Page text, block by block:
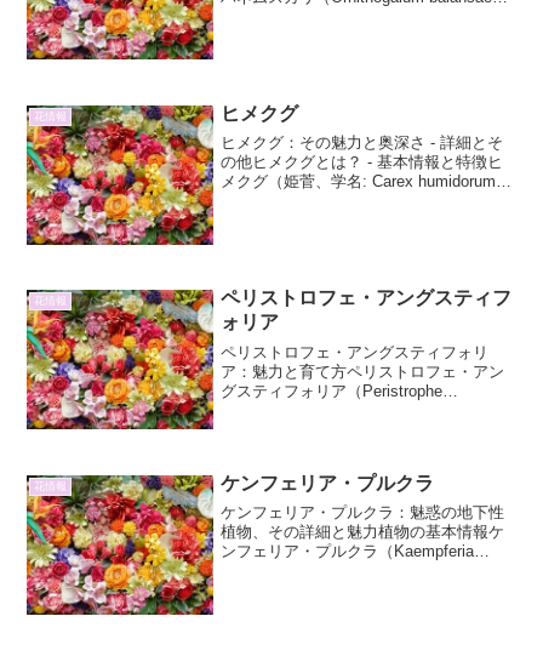
花情報 ヒメクグ
ヒメクグ：その魅力と奥深さ - 詳細とそ
の他ヒメクグとは？ - 基本情報と特徴ヒ
メクグ（姫菅、学名: Carex humidorum）
花情報
ペリストロフェ・アングスティフ
ォリア
ペリストロフェ・アングスティフォリ
ア：魅力と育て方ペリストロフェ・アン
グスティフォリア（Peristrophe
花情報 ケンフェリア・プルクラ
ケンフェリア・プルクラ：魅惑の地下性
植物、その詳細と魅力植物の基本情報ケ
ンフェリア・プルクラ（Kaempferia